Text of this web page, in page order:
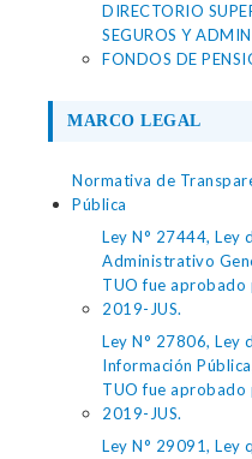
DIRECTORIO
SEGUROS Y
FONDOS DE
MARCO LEGAL
Normativa de
Pública
Ley N° 27444, Ley
Administrativo
TUO fue aprobado
2019-JUS.
Ley N° 27806, Ley
Información
TUO fue aprobado
2019-JUS.
Ley N° 29091, Ley